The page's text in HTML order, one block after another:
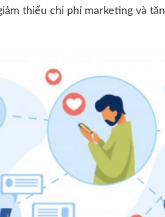
thiểu chi phí marketing và